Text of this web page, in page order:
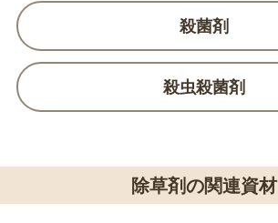
殺菌剤
殺虫殺菌剤
除草剤の関連資材